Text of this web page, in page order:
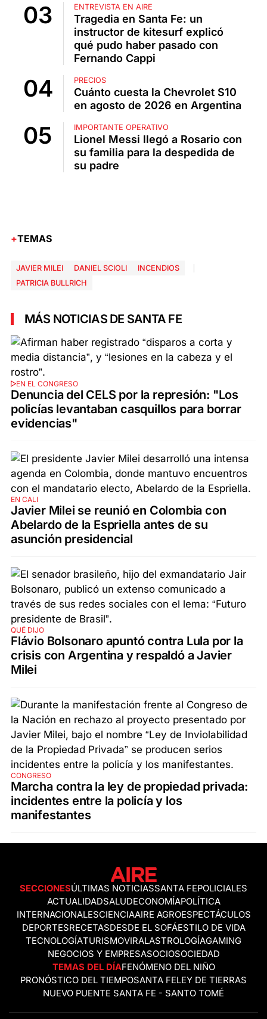
ENTREVISTA EN AIRE
Tragedia en Santa Fe: un
instructor de kitesurf explicó
qué pudo haber pasado con
Fernando Cappi
PRECIOS
Cuánto cuesta la Chevrolet S10
en agosto de 2026 en Argentina
IMPORTANTE OPERATIVO
Lionel Messi llegó a Rosario con
su familia para la despedida de
su padre
TEMAS
JAVIER MILEI DANIEL SCIOLI
INCENDIOS
PATRICIA BULLRICH
MÁS NOTICIAS DE SANTA FE
EN EL CONGRESO
Denuncia del CELS por la represión: "Los
policías levantaban casquillos para borrar
evidencias"
EN CALI
Javier Milei se reunió en Colombia con
Abelardo de la Espriella antes de su
asunción presidencial
QUÉ DIJO
Flávio Bolsonaro apuntó contra Lula por la
crisis con Argentina y respaldó a Javier
Milei
CONGRESO
Marcha contra la ley de propiedad privada:
incidentes entre la policía y los
manifestantes
SECCIONESÚLTIMAS NOTICIASSANTA FEPOLICIALES
ACTUALIDADSALUDECONOMÍAPOLÍTICA
INTERNACIONALESCIENCIAAIRE AGROESPECTÁCULOS
DEPORTESRECETASDESDE EL SOFÁESTILO DE VIDA
TECNOLOGÍATURISMOVIRALASTROLOGÍAGAMING
NEGOCIOS Y EMPRESASOCIOSOCIEDAD
TEMAS DEL DÍAFENÓMENO DEL NIÑO
PRONÓSTICO DEL TIEMPOSANTA FELEY DE TIERRAS
NUEVO PUENTE SANTA FE - SANTO TOMÉ